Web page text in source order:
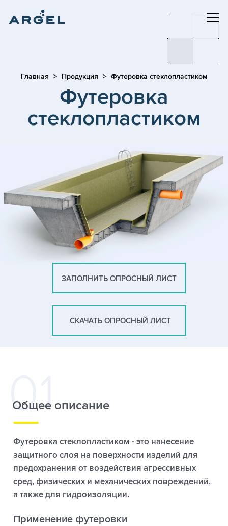
Главная Продукция Футеровка стеклопластиком
Футеровка
стеклопластиком
ЗАПОЛНИТЬ ОПРОСНЫЙ ЛИСТ
СКАЧАТЬ ОПРОСНЫЙ ЛИСТ
Общее описание
Футеровка стеклопластиком - это нанесение
защитного слоя на поверхности изделий для
предохранения от воздействия агрессивных
сред, физических и механических повреждений,
а также для гидроизоляции.
Применение футеровки